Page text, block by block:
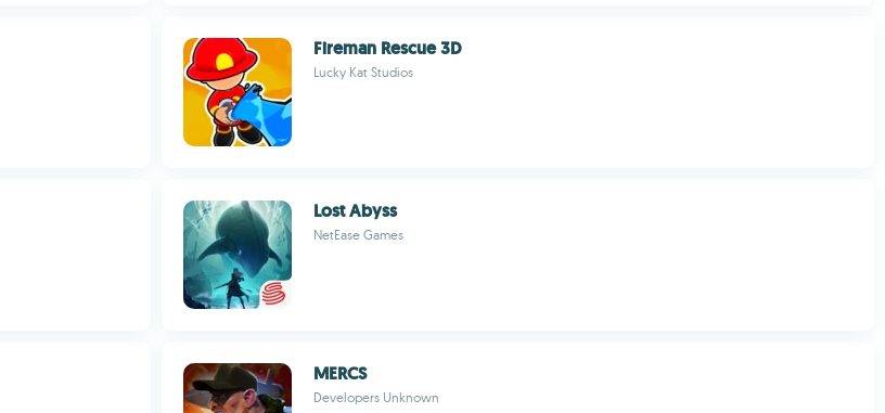
Fireman Rescue 3D
Lucky Kat Studios
Lost Abyss
NetEase Games
MERCS
Developers Unknown